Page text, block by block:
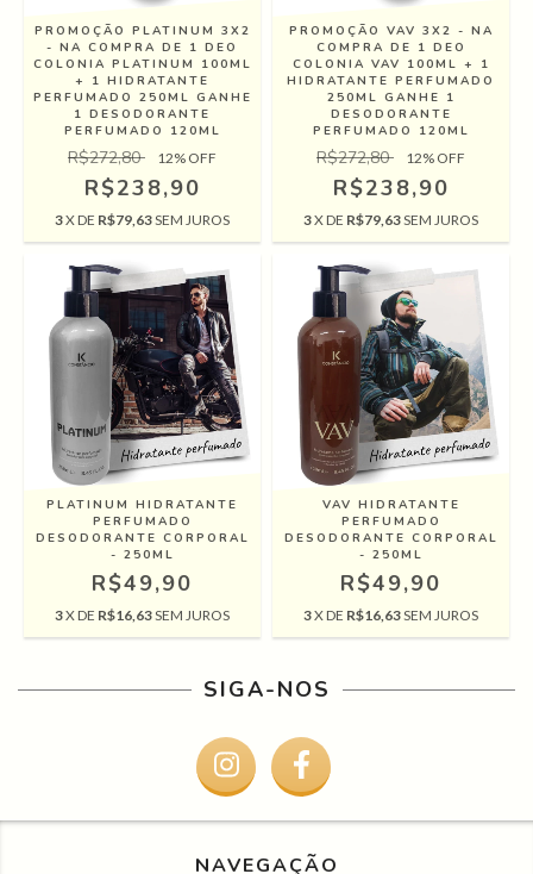
PROMOÇÃO PLATINUM 3X2
- NA COMPRA DE 1 DEO
COLONIA PLATINUM 100ML
+ 1 HIDRATANTE
PERFUMADO 250ML GANHE
1 DESODORANTE
PERFUMADO 120ML
R$272,80 12% OFF
R$238,90
3X DE R$79,63SEM JUROS
PROMOÇÃO VAV 3X2 - NA
COMPRA DE 1 DEO
COLONIA VAV 100ML + 1
HIDRATANTE PERFUMADO
250ML GANHE 1
DESODORANTE
PERFUMADO 120ML
R$272,80 12% OFF
R$238,90
3X DE R$79,63SEM JUROS
PLATINUM HIDRATANTE
PERFUMADO
DESODORANTE CORPORAL
- 250ML
R$49,90
3X DE R$16,63SEM JUROS
VAV HIDRATANTE
PERFUMADO
DESODORANTE CORPORAL
- 250ML
R$49,90
3X DE R$16,63SEM JUROS
SIGA-NOS
NAVEGAÇÃO